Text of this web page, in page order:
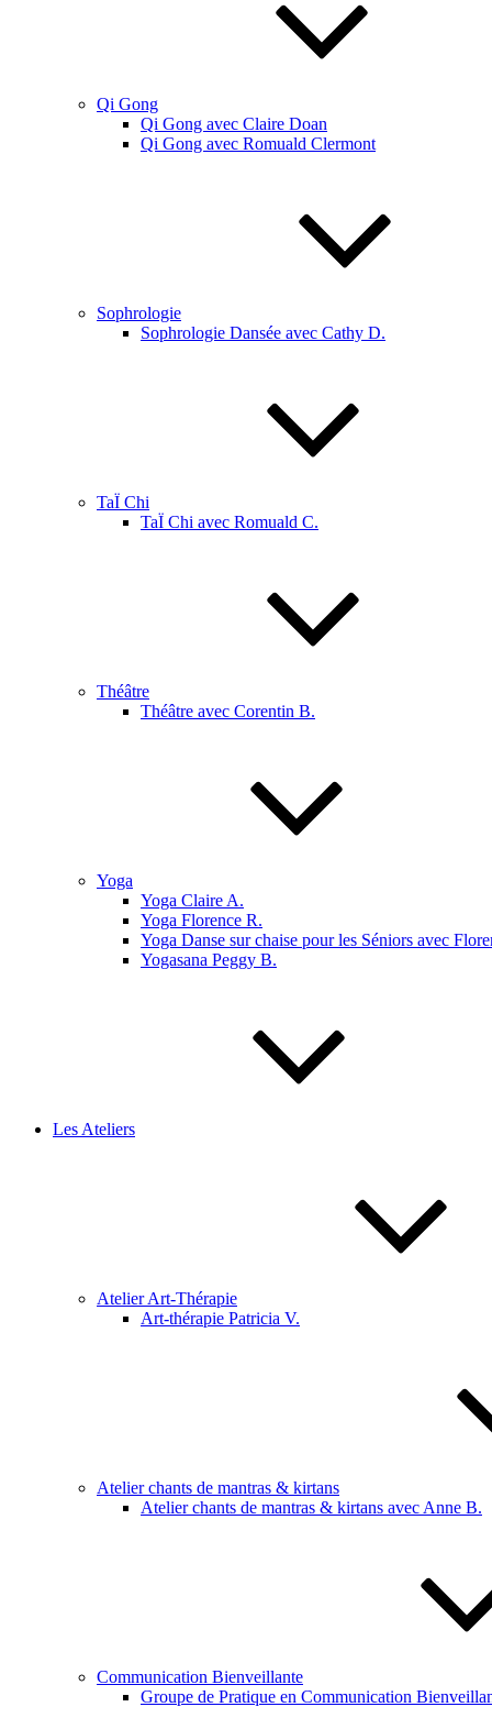
Qi Gong
Qi Gong avec Claire Doan
Qi Gong avec Romuald Clermont
Sophrologie
Sophrologie Dansée avec Cathy D.
TaÏ Chi
TaÏ Chi avec Romuald C.
Théâtre
Théâtre avec Corentin B.
Yoga
Yoga Claire A.
Yoga Florence R.
Yoga Danse sur chaise pour les Séniors avec
Yogasana Peggy B.
Les Ateliers
Atelier Art-Thérapie
Art-thérapie Patricia V.
Atelier chants de mantras & kirtans
Atelier chants de mantras & kirtans avec Anne B.
Communication Bienveillante
Groupe de Pratique en Communication